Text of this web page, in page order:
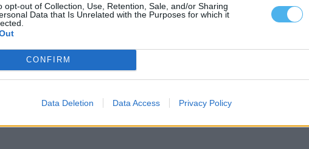
opt-out of Collection, Use, Retention, Sale, and/or Sharing
Data that Is Unrelated with the Purposes for which it
CONFIRM
Data Deletion Data Access Privacy Policy